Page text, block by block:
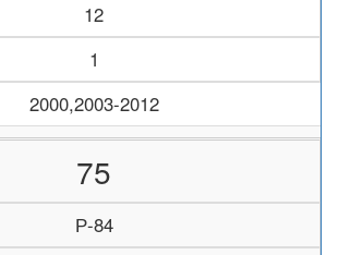
12
1
2000,2003-2012
75
Р-84